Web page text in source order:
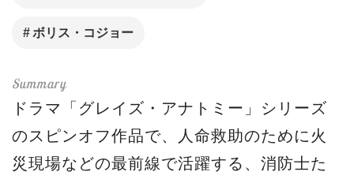
ボリス・コジョー
ドラマ「グレイズ・アナトミー」シリーズ
のスピンオフ作品で、人命救助のために火
災現場などの最前線で活躍する、消防士た